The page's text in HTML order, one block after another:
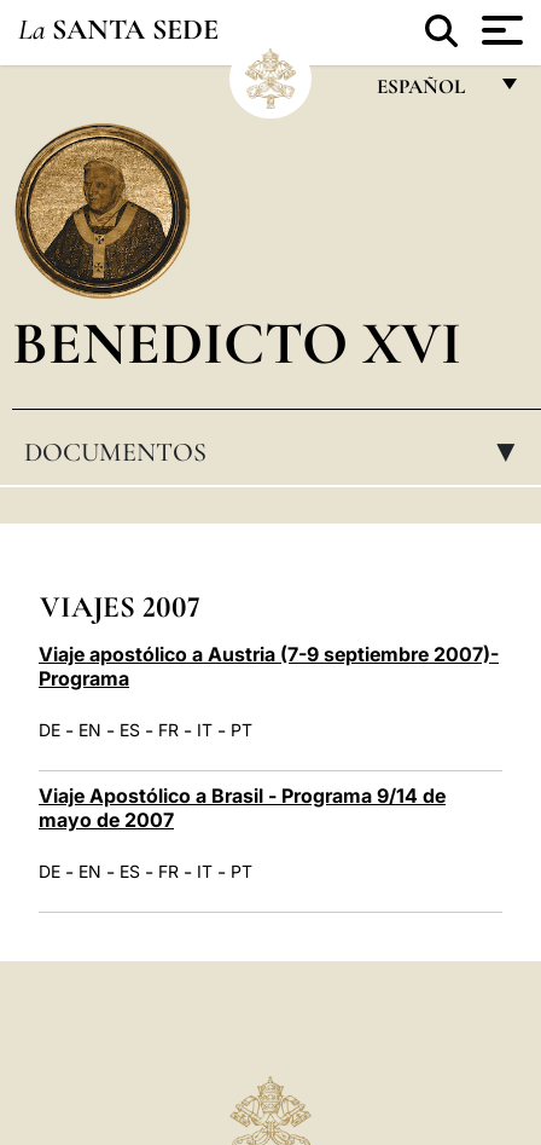
La SANTA SEDE
ESPAÑOL
ESPAÑOL
DEUTSCH
POLSKI
BENEDICTO XVI
DOCUMENTOS ▸
VIAJES 2007
Viaje apostólico a Austria (7-9 septiembre 2007)-
Programa
DE - EN - ES - FR - IT - PT
Viaje Apostólico a Brasil - Programa 9/14 de
mayo de 2007
DE - EN - ES - FR - IT - PT